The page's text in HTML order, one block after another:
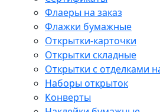
Флаеры на заказ
Флажки бумажные
Открытки-карточки
Открытки складные
Открытки с отделками
Наборы открыток
Конверты